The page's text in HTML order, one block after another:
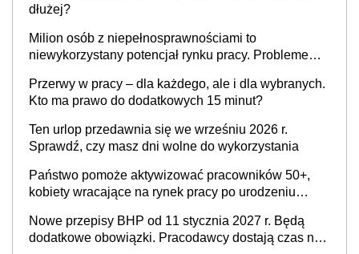
dłużej?
Milion osób z niepełnosprawnościami to
niewykorzystany potencjał rynku pracy. Problemem
refundacji, ale bariery po stronie systemu i
świadomości pracodawców [WYWIAD]
Przerwy w pracy – dla każdego, ale i dla wybranych.
Kto ma prawo do dodatkowych 15 minut?
Ten urlop przedawnia się we wrześniu 2026 r.
Sprawdź, czy masz dni wolne do wykorzystania
Państwo pomoże aktywizować pracowników 50+,
kobiety wracające na rynek pracy po urodzeniu
neuroatypowe. Powstanie Fundusz na rzecz
Inkluzywności w Zatrudnianiu?
Nowe przepisy BHP od 11 stycznia 2027 r. Będą
dodatkowe obowiązki. Pracodawcy dostają czas na